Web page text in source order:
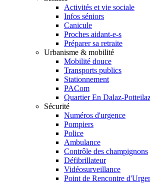
Activités et vie sociale
Infos séniors
Canicule
Proches aidant-e-s
Préparer sa retraite
Urbanisme & mobilité
Mobilité douce
Transports publics
Stationnement
PACom
Quartier En Dalaz-
Sécurité
Numéros d'urgence
Pompiers
Police
Ambulance
Contrôle des champignons
Défibrillateur
Vidéosurveillance
Point de Rencontre